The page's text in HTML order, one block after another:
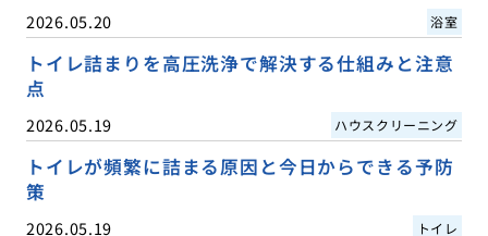
2026.05.20 浴室
トイレ詰まりを高圧洗浄で解決する仕組みと注意
点
2026.05.19 ハウスクリーニング
トイレが頻繁に詰まる原因と今日からできる予防
策
2026.05.19 トイレ